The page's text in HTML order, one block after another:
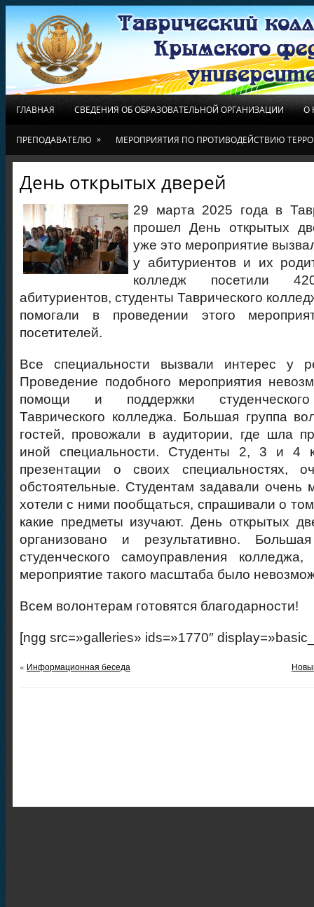
ГЛАВНАЯ СВЕДЕНИЯ ОБ ОБРАЗОВАТЕЛЬНОЙ ОРГАНИЗАЦИИ О
ПРЕПОДАВАТЕЛЮ » МЕРОПРИЯТИЯ ПО ПРОТИВОДЕЙСТВИЮ
День открытых дверей
29 марта 2025 года в
прошел День открытых
уже это мероприятие
у абитуриентов и их
колледж посетили
абитуриентов, студенты Таврического
помогали в проведении этого
посетителей.
Все специальности вызвали интерес у
Проведение подобного мероприятия
помощи и поддержки студенческого
Таврического колледжа. Большая группа
гостей, провожали в аудитории, где шла
иной специальности. Студенты 2, 3 и 4
презентации о своих специальностях,
обстоятельные. Студентам задавали очень
хотели с ними пообщаться, спрашивали о
какие предметы изучают. День открытых
организовано и результативно.
студенческого самоуправления
мероприятие такого масштаба было
Всем волонтерам готовятся благодарности!
[ngg src=»galleries» ids=»1770″
« Информационная беседа